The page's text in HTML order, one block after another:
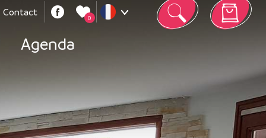
Agenda
Contact
0